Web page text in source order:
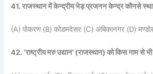
41. राजस्थान में केन्द्रीय भेड़ प्रजनन केन्द्र कौनसे
(A) पोकरण (B) कोडमदेसर (C) अंबिकानगर (D)
42. ‘राष्ट्रीय मरु उद्यान’ (राजस्थान) को किस नाम से भी